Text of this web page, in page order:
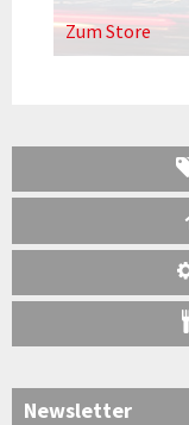
Zum Store
Newsletter